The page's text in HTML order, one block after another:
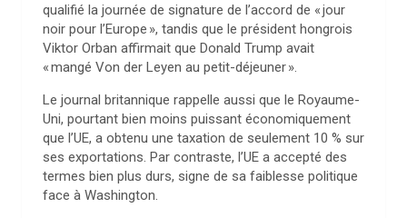
qualifié la journée de signature de l’accord de « jour
noir pour l’Europe », tandis que le président hongrois
Viktor Orban affirmait que Donald Trump avait
« mangé Von der Leyen au petit-déjeuner ».
Le journal britannique rappelle aussi que le Royaume-
Uni, pourtant bien moins puissant économiquement
que l’UE, a obtenu une taxation de seulement 10 % sur
ses exportations. Par contraste, l’UE a accepté des
termes bien plus durs, signe de sa faiblesse politique
face à Washington.